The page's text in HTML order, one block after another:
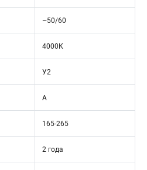
~50/60
4000К
У2
А
165-265
2 года